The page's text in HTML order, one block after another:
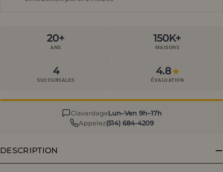
20+
ANS
150K+
MAISONS
4
SUCCURSALES
4.8★
ÉVALUATION
ClavardageLun–Ven 9h–17h
Appelez(514) 684-4209
DESCRIPTION